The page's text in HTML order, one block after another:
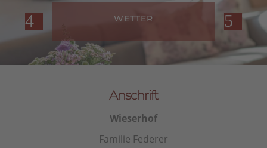
WETTER
Anschrift
Wieserhof
Familie Federer